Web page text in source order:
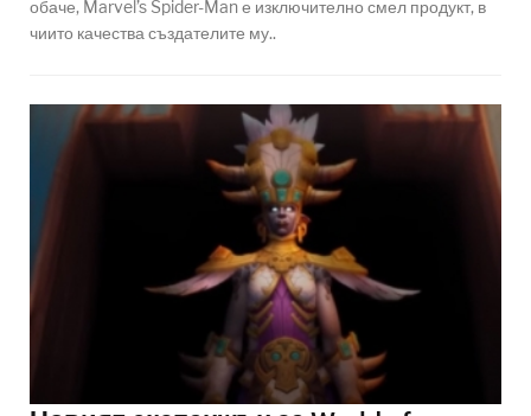
обаче, Marvel’s Spider-Man е изключително смел продукт, в
чиито качества създателите му..